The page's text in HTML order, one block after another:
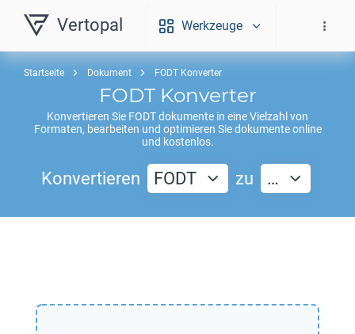
Vertopal Werkzeuge
Startseite Dokument FODT Konverter
FODTKonverter
Konvertieren Sie FODTdokumente in eine Vielzahl von
Formaten, bearbeiten und optimieren Sie dokumente online
und kostenlos.
Konvertieren FODT zu …